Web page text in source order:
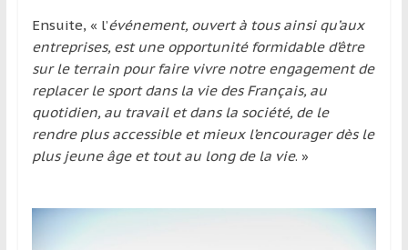
Ensuite, « l’événement, ouvert à tous ainsi qu’aux
entreprises, est une opportunité formidable d’être
sur le terrain pour faire vivre notre engagement de
replacer le sport dans la vie des Français, au
quotidien, au travail et dans la société, de le
rendre plus accessible et mieux l’encourager dès le
plus jeune âge et tout au long de la vie. »